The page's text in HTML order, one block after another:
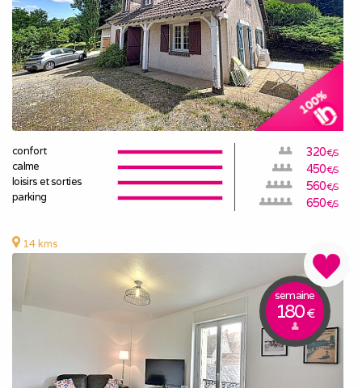
confort
calme
loisirs et sorties
parking
320€/S
450€/S
560€/S
650€/S
14 kms
semaine
180€